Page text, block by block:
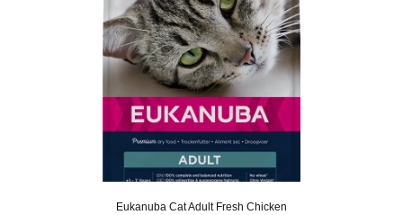
Eukanuba Cat Adult Fresh Chicken